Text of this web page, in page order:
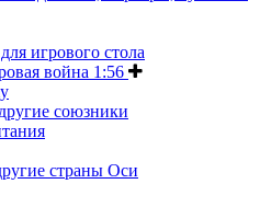
игрового стола
война 1:56
союзники
страны Оси